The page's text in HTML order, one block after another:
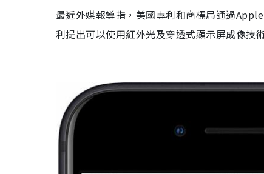
最近外媒報導指，美國專利和商標局通過
利提出可以使用紅外光及穿透式顯示屏成像技